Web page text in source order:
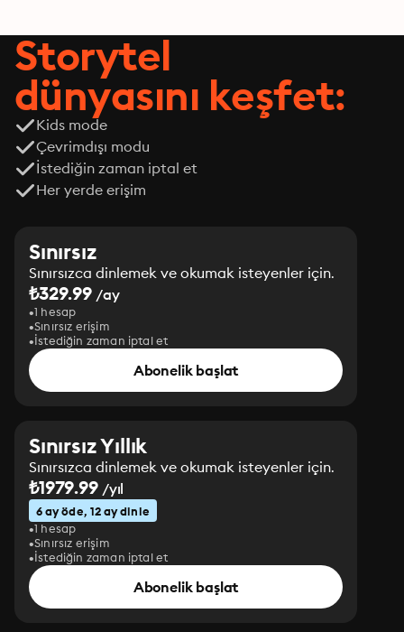
Storytel
dünyasını keşfet:
Kids mode
Çevrimdışı modu
İstediğin zaman iptal et
Her yerde erişim
Sınırsız
Sınırsızca dinlemek ve okumak isteyenler için.
₺329.99 /ay
1 hesap
Sınırsız erişim
İstediğin zaman iptal et
Abonelik başlat
Sınırsız Yıllık
Sınırsızca dinlemek ve okumak isteyenler için.
₺1979.99/yıl
6 ay öde, 12 ay dinle
1 hesap
Sınırsız erişim
İstediğin zaman iptal et
Abonelik başlat